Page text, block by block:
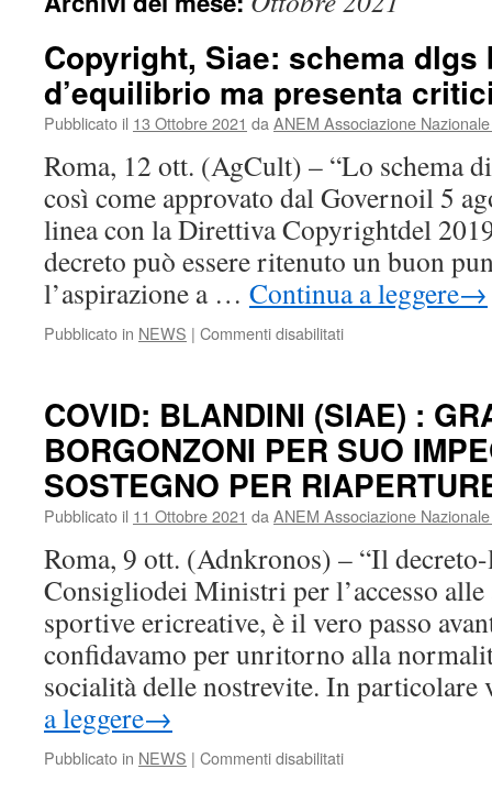
Copyright, Siae: schema dlgs
d’equilibrio ma presenta
Pubblicato il 13 Ottobre 2021 da ANEM Associazione
Roma, 12 ott. (AgCult) – “Lo schema
così come approvato dal Governoil 5
linea con la Direttiva Copyrightdel
decreto può essere ritenuto un buon
l’aspirazione a … Continua a leggere→
Pubblicato in NEWS | Commenti disabilitatisu
dlgs
buon
punto
d’equilibrio
presenta
criticita’
COVID: BLANDINI (SIAE) :
BORGONZONI PER SUO
SOSTEGNO PER
Pubblicato il 11 Ottobre 2021 da ANEM Associazione
Roma, 9 ott. (Adnkronos) – “Il
Consigliodei Ministri per l’accesso
sportive ericreative, è il vero passo
confidavamo per unritorno alla
socialità delle nostrevite. In
a leggere→
Pubblicato in NEWS | Commenti disabilitatisu